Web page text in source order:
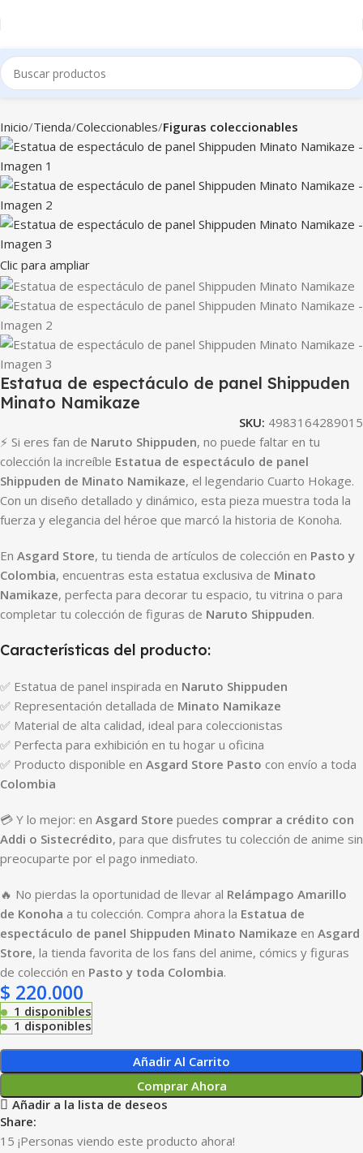
Inicio Tienda Coleccionables Figuras coleccionables
Clic para ampliar
Estatua de espectáculo de panel Shippuden
Minato Namikaze
SKU: 4983164289015
⚡ Si eres fan de Naruto Shippuden, no puede faltar en tu
colección la increíble Estatua de espectáculo de panel
Shippuden de Minato Namikaze, el legendario Cuarto Hokage.
Con un diseño detallado y dinámico, esta pieza muestra toda la
fuerza y elegancia del héroe que marcó la historia de Konoha.
En Asgard Store, tu tienda de artículos de colección en Pasto y
Colombia, encuentras esta estatua exclusiva de Minato
Namikaze, perfecta para decorar tu espacio, tu vitrina o para
completar tu colección de figuras de Naruto Shippuden.
Características del producto:
✅ Estatua de panel inspirada en Naruto Shippuden
✅ Representación detallada de Minato Namikaze
✅ Material de alta calidad, ideal para coleccionistas
✅ Perfecta para exhibición en tu hogar u oficina
✅ Producto disponible en Asgard Store Pasto con envío a toda
Colombia
💳 Y lo mejor: en Asgard Store puedes comprar a crédito con
Addi o Sistecrédito, para que disfrutes tu colección de anime sin
preocuparte por el pago inmediato.
🔥 No pierdas la oportunidad de llevar al Relámpago Amarillo
de Konoha a tu colección. Compra ahora la Estatua de
espectáculo de panel Shippuden Minato Namikaze en Asgard
Store, la tienda favorita de los fans del anime, cómics y figuras
de colección en Pasto y toda Colombia.
$ 220.000
1 disponibles
1 disponibles
Añadir Al Carrito
Comprar Ahora
Añadir a la lista de deseos
Share:
15 ¡Personas viendo este producto ahora!